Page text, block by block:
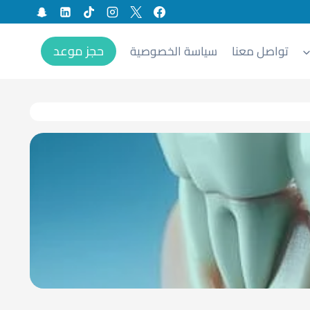
تواصل معنا سياسة الخصوصية حجز موعد